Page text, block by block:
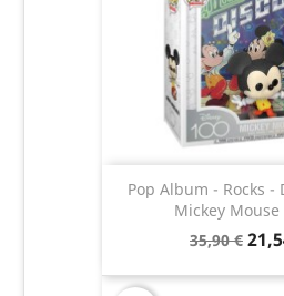
Pop Album - Rocks -
Mickey Mouse
35,90 €